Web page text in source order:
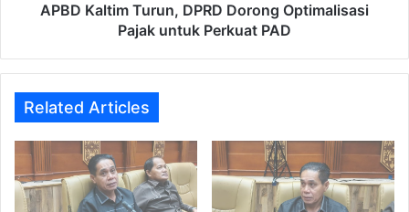
APBD Kaltim Turun, DPRD Dorong Optimalisasi
Pajak untuk Perkuat PAD
Related Articles